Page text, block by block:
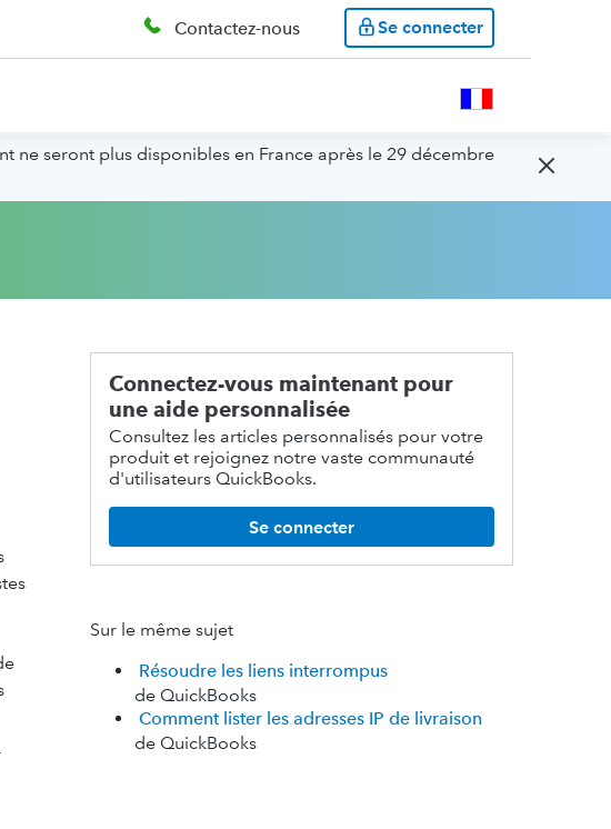
Contactez-nous Se connecter
ne seront plus disponibles en France après le 29 décembre
Connectez-vous maintenant pour
une aide personnalisée
Consultez les articles personnalisés pour votre
produit et rejoignez notre vaste communauté
d'utilisateurs QuickBooks.
Se connecter
Sur le même sujet
Résoudre les liens interrompus
de QuickBooks
Comment lister les adresses IP de livraison
de QuickBooks